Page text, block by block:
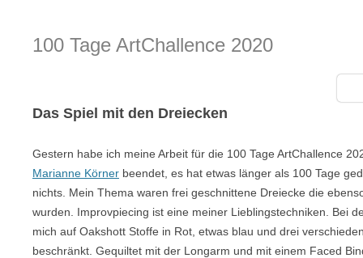
100 Tage ArtChallence 2020
Das Spiel mit den Dreiecken
Gestern habe ich meine Arbeit für die 100 Tage ArtChallence
Marianne Körner beendet, es hat etwas länger als 100 Tage
nichts. Mein Thema waren frei geschnittene Dreiecke die
wurden. Improvpiecing ist eine meiner Lieblingstechniken. Bei
mich auf Oakshott Stoffe in Rot, etwas blau und drei
beschränkt. Gequiltet mit der Longarm und mit einem Faced